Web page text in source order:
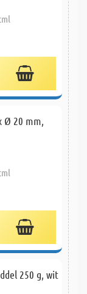
Ø 20 mm,
250 g, wit